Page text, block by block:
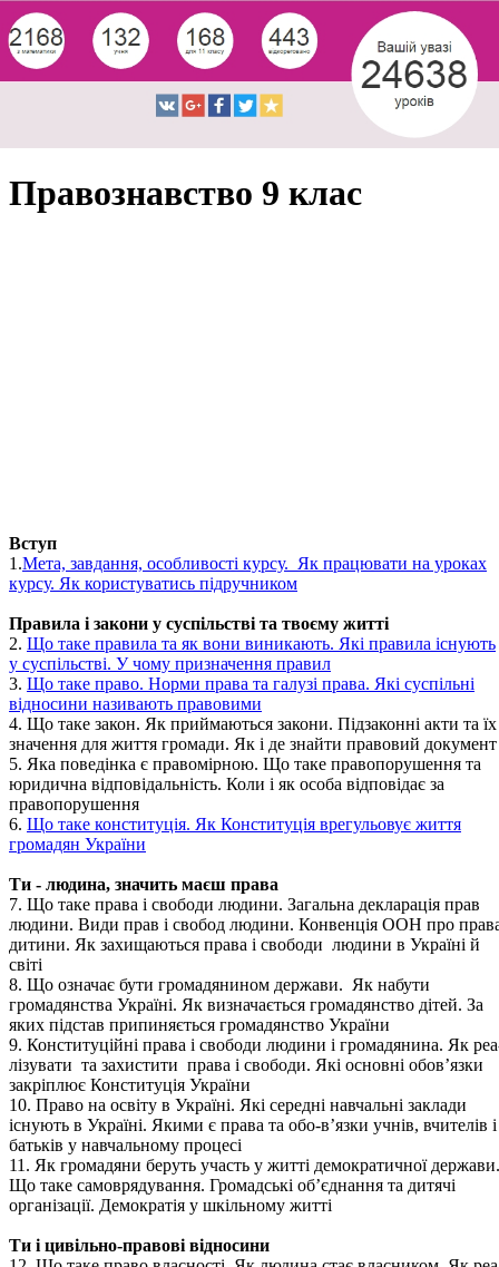
Правознавство 9 клас
Вступ
1.Мета, завдання, особливості курсу. Як працювати на уроках
курсу. Як користуватись підручником
Правила і закони у суспільстві та твоєму житті
2. Що таке правила та як вони виникають. Які правила існують
у суспільстві. У чому призначення правил
3. Що таке право. Норми права та галузі права. Які суспільні
відносини називають правовими
4. Що таке закон. Як приймаються закони. Підзаконні акти та їх
значення для життя громади. Як і де знайти правовий документ
5. Яка поведінка є правомірною. Що таке правопорушення та
юридична відповідальність. Коли і як особа відповідає за
правопорушення
6. Що таке конституція. Як Конституція врегульовує життя
громадян України
Ти - людина, значить маєш права
7. Що таке права і свободи людини. Загальна декларація прав
людини. Види прав і свобод людини. Конвенція ООН про
дитини. Як захищаються права і свободи людини в Україні й
світі
8. Що означає бути громадянином держави. Як набути
громадянства Україні. Як визначається громадянство дітей. За
яких підстав припиняється громадянство України
9. Конституційні права і свободи людини і громадянина. Як
лізувати та захистити права і свободи. Які основні обов’язки
закріплює Конституція України
10. Право на освіту в Україні. Які середні навчальні заклади
існують в Україні. Якими є права та обо-в’язки учнів, вчителів і
батьків у навчальному процесі
11. Як громадяни беруть участь у житті демократичної держави.
Що таке самоврядування. Громадські об’єднання та дитячі
організації. Демократія у шкільному житті
Ти і цивільно-правові відносини